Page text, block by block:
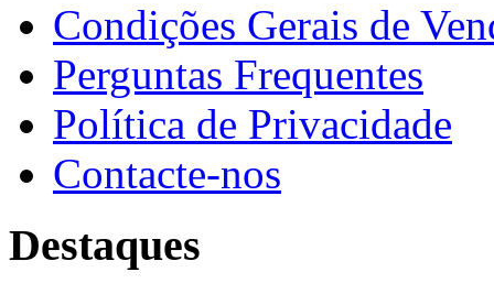
Condições Gerais de
Perguntas Frequentes
Política de Privacidade
Contacte-nos
Destaques